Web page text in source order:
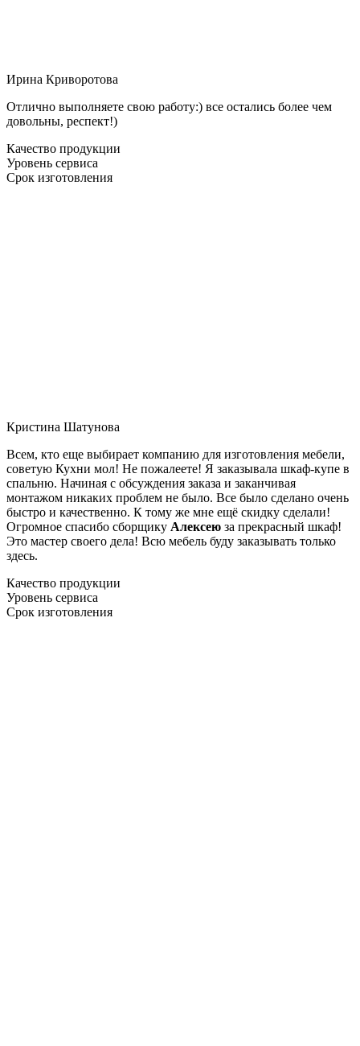
Ирина Криворотова
Отлично выполняете свою работу:) все остались более чем
довольны, респект!)
Качество продукции
Уровень сервиса
Срок изготовления
Кристина Шатунова
Всем, кто еще выбирает компанию для изготовления мебели,
советую Кухни мол! Не пожалеете! Я заказывала шкаф-купе в
спальню. Начиная с обсуждения заказа и заканчивая
монтажом никаких проблем не было. Все было сделано очень
быстро и качественно. К тому же мне ещё скидку сделали!
Огромное спасибо сборщику Алексею за прекрасный шкаф!
Это мастер своего дела! Всю мебель буду заказывать только
здесь.
Качество продукции
Уровень сервиса
Срок изготовления